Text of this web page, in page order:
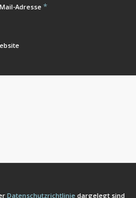
Adresse*
Datenschutzrichtliniedargelegt sind